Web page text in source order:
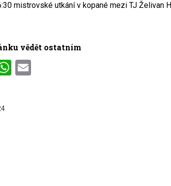
mistrovské utkání v kopané mezi TJ Želivan
vědět ostatním
WhatsApp